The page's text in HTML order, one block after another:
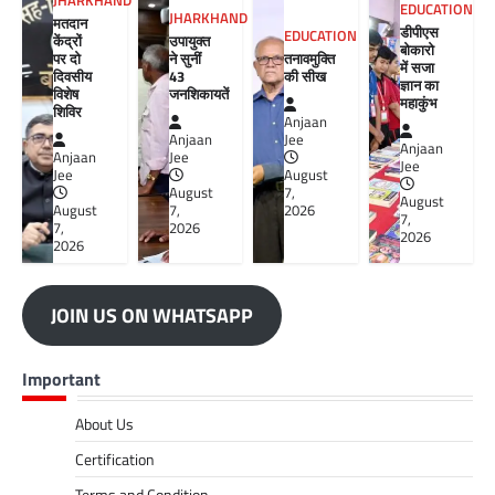
मतदान
केंद्रों
पर दो
दिवसीय
विशेष
शिविर
Anjaan
Jee
August
7,
2026
JHARKHAND
उपायुक्त
ने सुनीं
43
जनशिकायतें
Anjaan
Jee
August
7,
2026
EDUCATION
तनावमुक्ति
की सीख
Anjaan
Jee
August
7,
2026
EDUCATION
डीपीएस
बोकारो
में सजा
ज्ञान का
महाकुंभ
Anjaan
Jee
August
7,
2026
JOIN US ON WHATSAPP
Important
About Us
Certification